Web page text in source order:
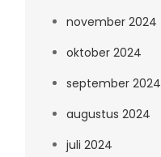
november 2024
oktober 2024
september 2024
augustus 2024
juli 2024